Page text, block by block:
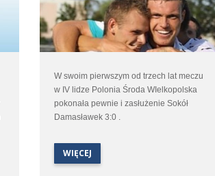
W swoim pierwszym od trzech lat meczu
w IV lidze Polonia Środa WIelkopolska
pokonała pewnie i zasłużenie Sokół
Damasławek 3:0 .
WIĘCEJ